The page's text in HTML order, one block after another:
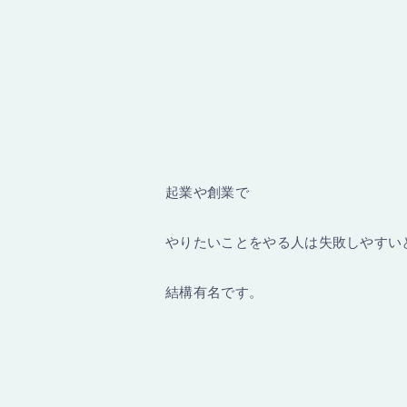
起業や創業で
やりたいことをやる人は失敗しやすい
結構有名です。